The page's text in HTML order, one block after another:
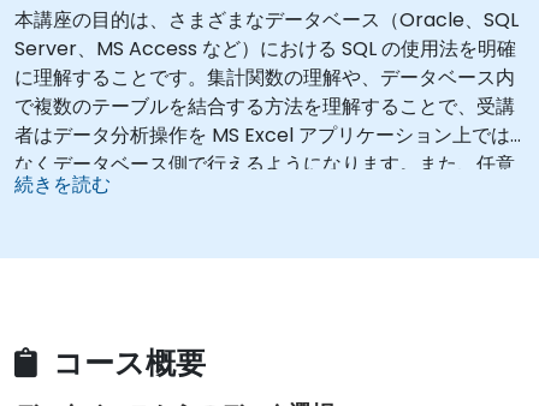
本講座の目的は、さまざまなデータベース（Oracle、SQL
Server、MS Access など）における SQL の使用法を明確
に理解することです。集計関数の理解や、データベース内
で複数のテーブルを結合する方法を理解することで、受講
者はデータ分析操作を MS Excel アプリケーション上では
なくデータベース側で行えるようになります。また、任意
のリレーショナルデータベースを使用する IT システムの作
続きを読む
コース概要